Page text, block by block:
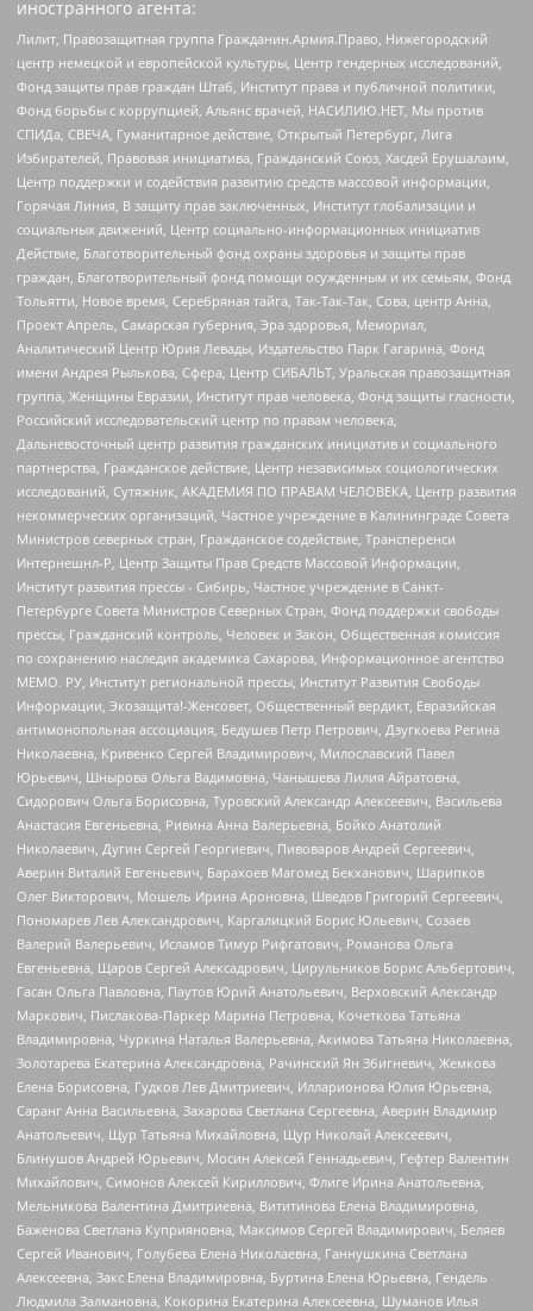
иностранного агента:
Лилит, Правозащитная группа Гражданин.Армия.Право, Нижегородский
центр немецкой и европейской культуры, Центр гендерных исследований,
Фонд защиты прав граждан Штаб, Институт права и публичной политики,
Фонд борьбы с коррупцией, Альянс врачей, НАСИЛИЮ.НЕТ, Мы против
СПИДа, СВЕЧА, Гуманитарное действие, Открытый Петербург, Лига
Избирателей, Правовая инициатива, Гражданский Союз, Хасдей Ерушалаим,
Центр поддержки и содействия развитию средств массовой информации,
Горячая Линия, В защиту прав заключенных, Институт глобализации и
социальных движений, Центр социально-информационных инициатив
Действие, Благотворительный фонд охраны здоровья и защиты прав
граждан, Благотворительный фонд помощи осужденным и их семьям, Фонд
Тольятти, Новое время, Серебряная тайга, Так-Так-Так, Сова, центр Анна,
Проект Апрель, Самарская губерния, Эра здоровья, Мемориал,
Аналитический Центр Юрия Левады, Издательство Парк Гагарина, Фонд
имени Андрея Рылькова, Сфера, Центр СИБАЛЬТ, Уральская правозащитная
группа, Женщины Евразии, Институт прав человека, Фонд защиты гласности,
Российский исследовательский центр по правам человека,
Дальневосточный центр развития гражданских инициатив и социального
партнерства, Гражданское действие, Центр независимых социологических
исследований, Сутяжник, АКАДЕМИЯ ПО ПРАВАМ ЧЕЛОВЕКА, Центр развития
некоммерческих организаций, Частное учреждение в Калининграде Совета
Министров северных стран, Гражданское содействие, Трансперенси
Интернешнл-Р, Центр Защиты Прав Средств Массовой Информации,
Институт развития прессы - Сибирь, Частное учреждение в Санкт-
Петербурге Совета Министров Северных Стран, Фонд поддержки свободы
прессы, Гражданский контроль, Человек и Закон, Общественная комиссия
по сохранению наследия академика Сахарова, Информационное агентство
МЕМО. РУ, Институт региональной прессы, Институт Развития Свободы
Информации, Экозащита!-Женсовет, Общественный вердикт, Евразийская
антимонопольная ассоциация, Бедушев Петр Петрович, Дзугкоева Регина
Николаевна, Кривенко Сергей Владимирович, Милославский Павел
Юрьевич, Шнырова Ольга Вадимовна, Чанышева Лилия Айратовна,
Сидорович Ольга Борисовна, Туровский Александр Алексеевич, Васильева
Анастасия Евгеньевна, Ривина Анна Валерьевна, Бойко Анатолий
Николаевич, Дугин Сергей Георгиевич, Пивоваров Андрей Сергеевич,
Аверин Виталий Евгеньевич, Барахоев Магомед Бекханович, Шарипков
Олег Викторович, Мошель Ирина Ароновна, Шведов Григорий Сергеевич,
Пономарев Лев Александрович, Каргалицкий Борис Юльевич, Созаев
Валерий Валерьевич, Исламов Тимур Рифгатович, Романова Ольга
Евгеньевна, Щаров Сергей Алексадрович, Цирульников Борис Альбертович,
Гасан Ольга Павловна, Паутов Юрий Анатольевич, Верховский Александр
Маркович, Пислакова-Паркер Марина Петровна, Кочеткова Татьяна
Владимировна, Чуркина Наталья Валерьевна, Акимова Татьяна Николаевна,
Золотарева Екатерина Александровна, Рачинский Ян Збигневич, Жемкова
Елена Борисовна, Гудков Лев Дмитриевич, Илларионова Юлия Юрьевна,
Саранг Анна Васильевна, Захарова Светлана Сергеевна, Аверин Владимир
Анатольевич, Щур Татьяна Михайловна, Щур Николай Алексеевич,
Блинушов Андрей Юрьевич, Мосин Алексей Геннадьевич, Гефтер Валентин
Михайлович, Симонов Алексей Кириллович, Флиге Ирина Анатольевна,
Мельникова Валентина Дмитриевна, Вититинова Елена Владимировна,
Баженова Светлана Куприяновна, Максимов Сергей Владимирович, Беляев
Сергей Иванович, Голубева Елена Николаевна, Ганнушкина Светлана
Алексеевна, Закс Елена Владимировна, Буртина Елена Юрьевна, Гендель
Людмила Залмановна, Кокорина Екатерина Алексеевна, Шуманов Илья